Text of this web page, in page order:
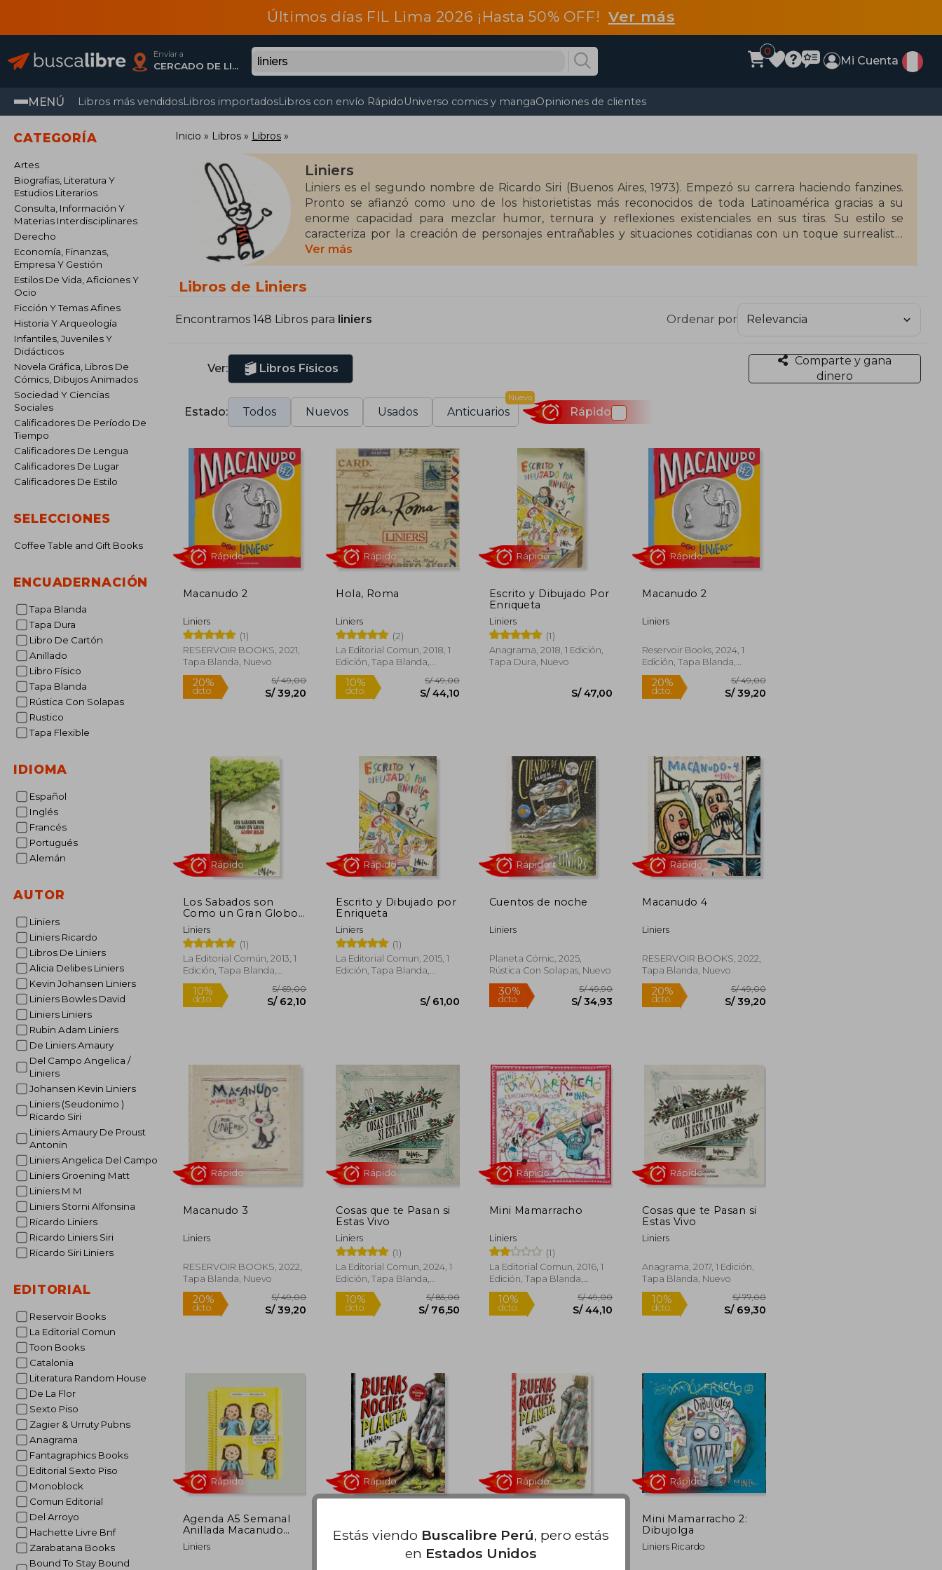
Últimos días FIL Lima 2026 ¡Hasta 50% OFF! Ver más
Enviar a
CERCADO DE LIMA, Lima
0
Mi Cuenta
MENÚ Libros más vendidosLibros importadosLibros con envío RápidoUniverso comics y mangaOpiniones de clientes
CATEGORÍA
Artes
Biografías, Literatura Y
Estudios Literarios
Consulta, Información Y
Materias Interdisciplinares
Derecho
Economía, Finanzas,
Empresa Y Gestión
Estilos De Vida, Aficiones Y
Ocio
Ficción Y Temas Afines
Historia Y Arqueología
Infantiles, Juveniles Y
Didácticos
Novela Gráfica, Libros De
Cómics, Dibujos Animados
Sociedad Y Ciencias
Sociales
Calificadores De Período De
Tiempo
Calificadores De Lengua
Calificadores De Lugar
Calificadores De Estilo
SELECCIONES
Coffee Table and Gift Books
ENCUADERNACIÓN
Tapa Blanda
Tapa Dura
Libro De Cartón
Anillado
Libro Físico
Tapa Blanda
Rústica Con Solapas
Rustico
Tapa Flexible
IDIOMA
Español
Inglés
Francés
Portugués
Alemán
AUTOR
Liniers
Liniers Ricardo
Libros De Liniers
Alicia Delibes Liniers
Kevin Johansen Liniers
Liniers Bowles David
Liniers Liniers
Rubin Adam Liniers
De Liniers Amaury
Del Campo Angelica /
Liniers
Johansen Kevin Liniers
Liniers (Seudonimo )
Ricardo Siri
Liniers Amaury De Proust
Antonin
Liniers Angelica Del Campo
Liniers Groening Matt
Liniers M M
Liniers Storni Alfonsina
Ricardo Liniers
Ricardo Liniers Siri
Ricardo Siri Liniers
EDITORIAL
Reservoir Books
La Editorial Comun
Toon Books
Catalonia
Literatura Random House
De La Flor
Sexto Piso
Zagier & Urruty Pubns
Anagrama
Fantagraphics Books
Editorial Sexto Piso
Monoblock
Comun Editorial
Del Arroyo
Hachette Livre Bnf
Zarabatana Books
Bound To Stay Bound
Inicio Libros Libros
Liniers
Liniers es el segundo nombre de Ricardo Siri (Buenos Aires, 1973). Empezó su carrera haciendo fanzines.
Pronto se afianzó como uno de los historietistas más reconocidos de toda Latinoamérica gracias a su
enorme capacidad para mezclar humor, ternura y reflexiones existenciales en sus tiras. Su estilo se
caracteriza por la creación de personajes entrañables y situaciones cotidianas con un toque surrealista,
abordando temas universales desde una perspectiva amable y filosófica.
la prestigiosa publicación The New Yorker. Como humorista gráfico publicó su tira Bonjour en el diario
Página/12, y desde 2002, publica Macanudo en La Nación y semanalmente en El País de España. Creó su
propia editorial en 2011, Editorial Común. Ha diseñado las portadas de discos de Kevin Johansen, con quien
expone junto a su obra gráfica. En 2018 Macanudo empezó a publicarse en diarios de los Estados Unidos a
través de King Features Syndicate. Muchos de sus treinta libros se han editado en Europa, Latinoamérica,
EE.UU., Canadá, Corea del Sur y China. Hoy en día es uno de los grandes referentes de la historieta
argentina.
Visuales en 2012 o Personalidad Destacada de la Cultura en 2014.
Actualmente, vive en Vermont (EE.UU.) con su esposa Angie, sus tres hijas y un perro.
Ver más
Libros de Liniers
Encontramos 148 Libros para liniers Ordenar por
Ver: Libros Físicos
Comparte y gana
dinero
Estado: Todos Nuevos Usados Anticuarios
Nuevo
Rápido
Macanudo 2
Liniers
(1)
RESERVOIR BOOKS, 2021,
Tapa Blanda, Nuevo
20%
dcto.
Hola, Roma
Liniers
(2)
La Editorial Comun, 2018, 1
Edición, Tapa Blanda,
Nuevo
10%
dcto.
Escrito y Dibujado Por
Enriqueta
Liniers
(1)
Anagrama, 2018, 1 Edición,
Tapa Dura, Nuevo
S/ 47,00
Macanudo 2
Liniers
Reservoir Books, 2024, 1
Edición, Tapa Blanda,
Nuevo
20%
dcto.
Los Sabados son
Como un Gran Globo
Rojo - Liniers - Libro
Físico
Liniers
(1)
La Editorial Común, 2013, 1
Edición, Tapa Blanda,
Nuevo
10%
dcto.
Rápido
Escrito y Dibujado por
Enriqueta
Liniers
(1)
La Editorial Comun, 2015, 1
Edición, Tapa Blanda,
S/ 61,00
Rápido
Cuentos de noche
Liniers
Planeta Cómic, 2025,
Rústica Con Solapas, Nuevo
30%
dcto.
S/ 49,90
S/ 34,93
Rápido
Macanudo 4
Liniers
RESERVOIR BOOKS, 2022,
Tapa Blanda, Nuevo
20%
dcto.
Rápido
Macanudo 3
Liniers
RESERVOIR BOOKS, 2022,
Tapa Blanda, Nuevo
20%
dcto.
Cosas que te Pasan si
Estas Vivo
Liniers
(1)
La Editorial Comun, 2024, 1
Edición, Tapa Blanda,
Nuevo
10%
dcto.
Rápido
Mini Mamarracho
Liniers
(1)
La Editorial Comun, 2016, 1
Edición, Tapa Blanda,
Nuevo
10%
dcto.
S/ 49,00
S/ 44,10
Rápido
Cosas que te Pasan si
Estas Vivo
Liniers
Anagrama, 2017, 1 Edición,
Tapa Blanda, Nuevo
10%
dcto.
Rápido
Agenda A5 Semanal
Anillada Macanudo
Liniers
Planeta
Planeta
Liniers
Mini Mamarracho 2:
Dibujolga
Liniers Ricardo
Estás viendo Buscalibre Perú, pero estás
en Estados Unidos